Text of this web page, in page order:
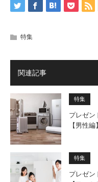
特集
関連記事
特集
プレゼン
【男性編】
特集
プレゼン